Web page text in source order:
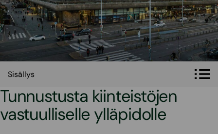
Sisällys
Tunnustusta kiinteistöjen
vastuulliselle ylläpidolle